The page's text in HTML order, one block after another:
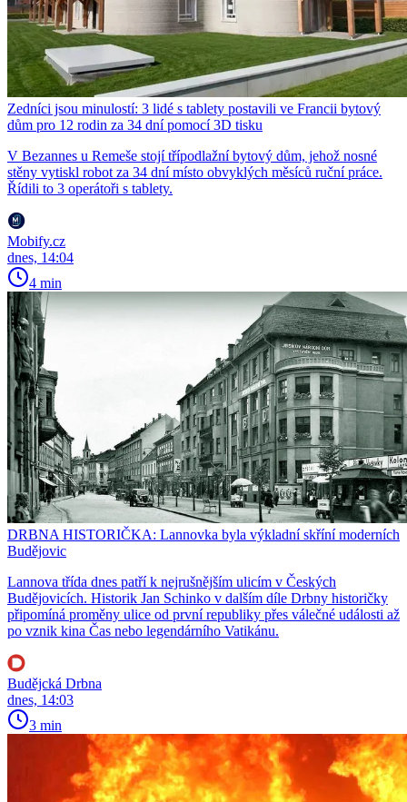
Zedníci jsou minulostí: 3 lidé s tablety postavili ve Francii bytový
dům pro 12 rodin za 34 dní pomocí 3D tisku
V Bezannes u Remeše stojí třípodlažní bytový dům, jehož nosné
stěny vytiskl robot za 34 dní místo obvyklých měsíců ruční práce.
Řídili to 3 operátoři s tablety.
Mobify.cz
dnes, 14:04
4 min
DRBNA HISTORIČKA: Lannovka byla výkladní skříní moderních
Budějovic
Lannova třída dnes patří k nejrušnějším ulicím v Českých
Budějovicích. Historik Jan Schinko v dalším díle Drbny historičky
připomíná proměny ulice od první republiky přes válečné události až
po vznik kina Čas nebo legendárního Vatikánu.
Budějcká Drbna
dnes, 14:03
3 min